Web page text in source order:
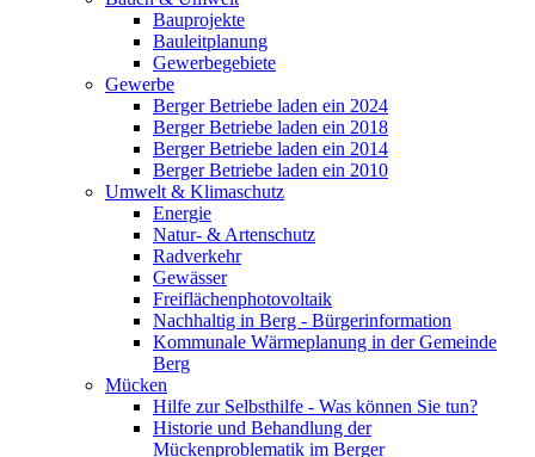
Bauprojekte
Bauleitplanung
Gewerbegebiete
Gewerbe
Berger Betriebe laden ein 2024
Berger Betriebe laden ein 2018
Berger Betriebe laden ein 2014
Berger Betriebe laden ein 2010
Umwelt & Klimaschutz
Energie
Natur- & Artenschutz
Radverkehr
Gewässer
Freiflächenphotovoltaik
Nachhaltig in Berg - Bürgerinformation
Kommunale Wärmeplanung in der Gemeinde
Berg
Mücken
Hilfe zur Selbsthilfe - Was können Sie tun?
Historie und Behandlung der
Mückenproblematik im Berger